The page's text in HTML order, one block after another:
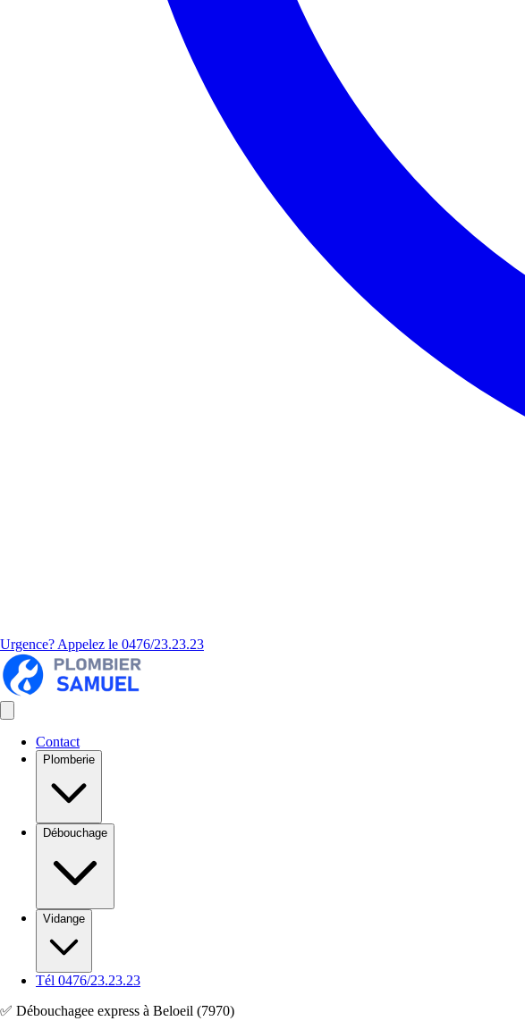
Urgence? Appelez le 0476/23.23.23
Contact
Plomberie
Débouchage
Vidange
Tél 0476/23.23.23
✅ Débouchagee express à Beloeil (7970)